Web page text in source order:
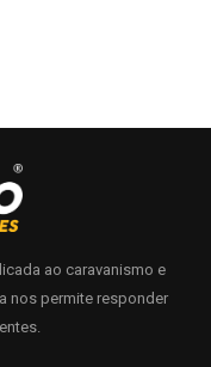
ao caravanismo e
nos permite responder